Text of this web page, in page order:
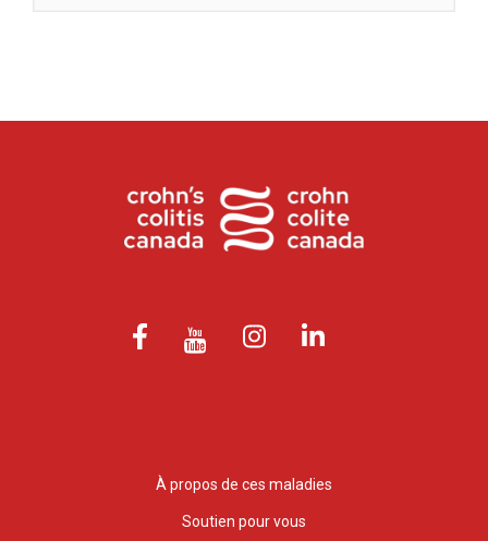
À propos de ces maladies
Soutien pour vous